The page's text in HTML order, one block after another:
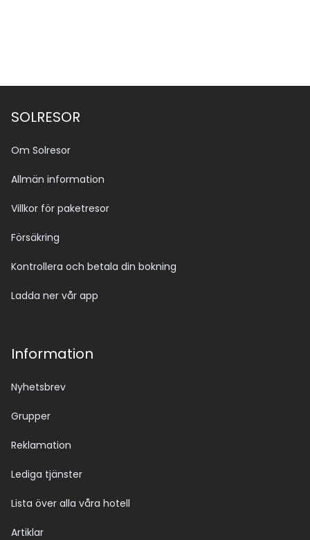
SOLRESOR
Om Solresor
Allmän information
Villkor för paketresor
Försäkring
Kontrollera och betala din bokning
Ladda ner vår app
Information
Nyhetsbrev
Grupper
Reklamation
Lediga tjänster
Lista över alla våra hotell
Artiklar